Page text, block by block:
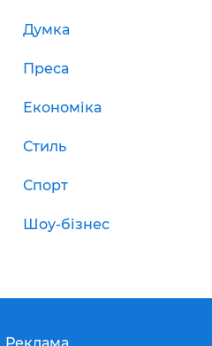
Думка
Преса
Економіка
Стиль
Спорт
Шоу-бізнес